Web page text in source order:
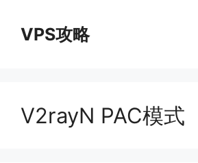
VPS攻略
V2rayN PAC模式